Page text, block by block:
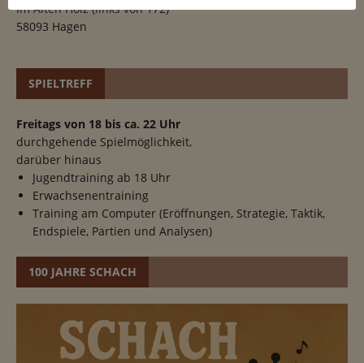
Im Alten Holz (links von 172)
58093 Hagen
SPIELTREFF
Freitags von 18 bis ca. 22 Uhr
durchgehende Spielmöglichkeit,
darüber hinaus
Jugendtraining ab 18 Uhr
Erwachsenentraining
Training am Computer (Eröffnungen, Strategie, Taktik,
Endspiele, Partien und Analysen)
100 JAHRE SCHACH